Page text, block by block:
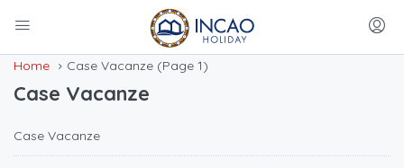
Home Case Vacanze (Page 1)
Case Vacanze
Case Vacanze